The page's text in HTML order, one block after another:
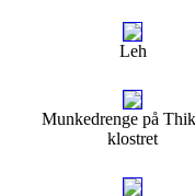
Leh
Munkedrenge på
klostret